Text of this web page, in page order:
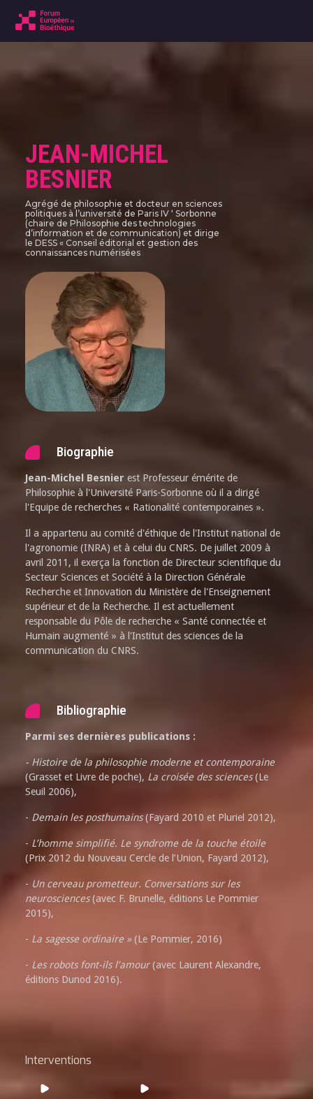
JEAN-MICHEL
BESNIER
Agrégé de philosophie et docteur en sciences
politiques à l’université de Paris IV ‘ Sorbonne
(chaire de Philosophie des technologies
d’information et de communication) et dirige
le DESS « Conseil éditorial et gestion des
connaissances numérisées
Biographie
Jean-Michel Besnier est Professeur émérite de
Philosophie à l'Université Paris-Sorbonne où il a dirigé
l'Equipe de recherches « Rationalité contemporaines ».
Il a appartenu au comité d'éthique de l'Institut national de
l'agronomie (INRA) et à celui du CNRS. De juillet 2009 à
avril 2011, il exerça la fonction de Directeur scientifique du
Secteur Sciences et Société à la Direction Générale
Recherche et Innovation du Ministère de l'Enseignement
supérieur et de la Recherche. Il est actuellement
responsable du Pôle de recherche « Santé connectée et
Humain augmenté » à l'Institut des sciences de la
communication du CNRS.
Bibliographie
Parmi ses dernières publications :
- Histoire de la philosophie moderne et contemporaine
(Grasset et Livre de poche), La croisée des sciences(Le
Seuil 2006),
- Demain les posthumains(Fayard 2010 et Pluriel 2012),
- L’homme simplifié. Le syndrome de la touche étoile
(Prix 2012 du Nouveau Cercle de l’Union, Fayard 2012),
- Un cerveau prometteur. Conversations sur les
neurosciences(avec F. Brunelle, éditions Le Pommier
2015),
- La sagesse ordinaire »(Le Pommier, 2016)
- Les robots font-ils l’amour(avec Laurent Alexandre,
éditions Dunod 2016).
Interventions